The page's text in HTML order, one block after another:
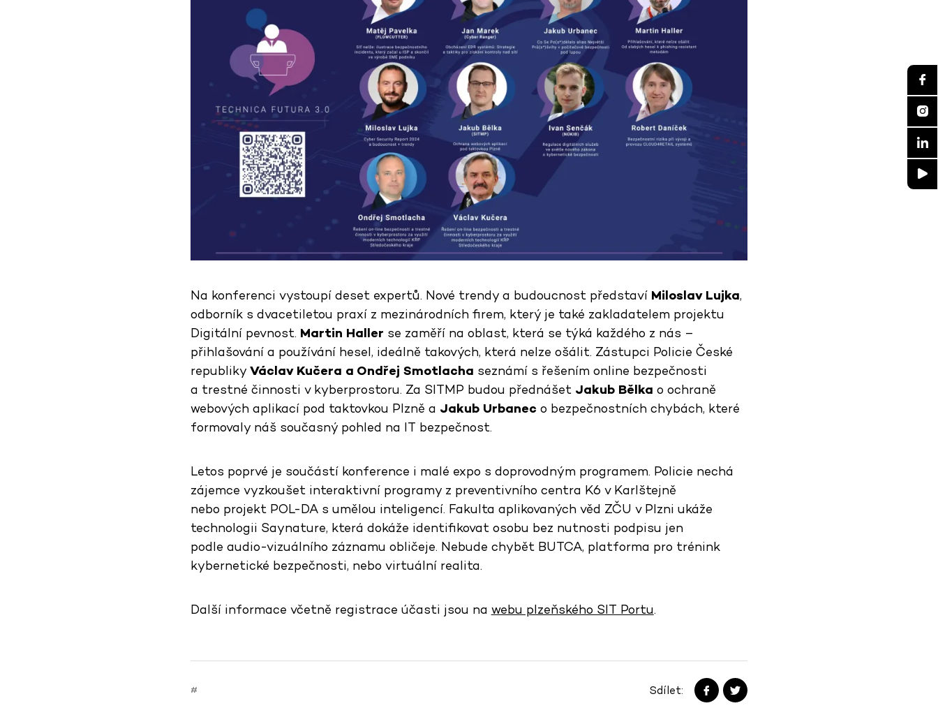
Na konferenci vystoupí deset expertů. Nové trendy a budoucnost představí Miloslav Lujka,
odborník s dvacetiletou praxí z mezinárodních firem, který je také zakladatelem projektu
Digitální pevnost. Martin Haller se zaměří na oblast, která se týká každého z nás –
přihlašování a používání hesel, ideálně takových, která nelze ošálit. Zástupci Policie České
republiky Václav Kučera a Ondřej Smotlacha seznámí s řešením online bezpečnosti
a trestné činnosti v kyberprostoru. Za SITMP budou přednášet Jakub Bělka o ochraně
webových aplikací pod taktovkou Plzně a Jakub Urbanec o bezpečnostních chybách, které
formovaly náš současný pohled na IT bezpečnost.
Letos poprvé je součástí konference i malé expo s doprovodným programem. Policie nechá
zájemce vyzkoušet interaktivní programy z preventivního centra K6 v Karlštejně
nebo projekt POL-DA s umělou inteligencí. Fakulta aplikovaných věd ZČU v Plzni ukáže
technologii Saynature, která dokáže identifikovat osobu bez nutnosti podpisu jen
podle audio-vizuálního záznamu obličeje. Nebude chybět BUTCA, platforma pro trénink
kybernetické bezpečnosti, nebo virtuální realita.
Další informace včetně registrace účasti jsou na webu plzeňského SIT Portu.
# Sdílet: